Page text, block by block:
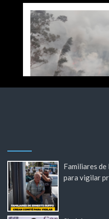
Familiares
para vigilar